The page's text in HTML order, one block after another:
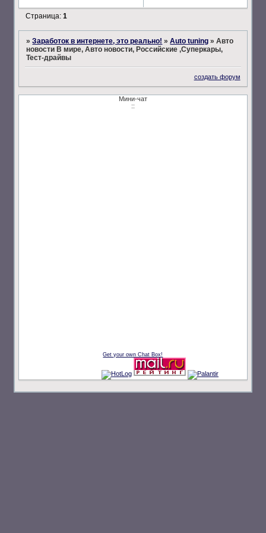
Страница:1
»Заработок в интернете, это реально! »Auto tuning »Авто
новости В мире, Авто новости, Российские ,Суперкары,
Тест-драйвы
создать форум
Мини-чат
::
Get your own Chat Box!